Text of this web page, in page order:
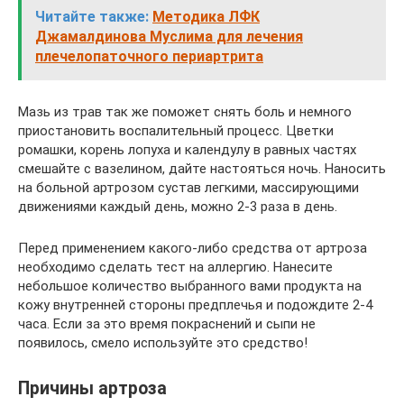
Читайте также: Методика ЛФК
Джамалдинова Муслима для лечения
плечелопаточного периартрита
Мазь из трав так же поможет снять боль и немного
приостановить воспалительный процесс. Цветки
ромашки, корень лопуха и календулу в равных частях
смешайте с вазелином, дайте настояться ночь. Наносить
на больной артрозом сустав легкими, массирующими
движениями каждый день, можно 2-3 раза в день.
Перед применением какого-либо средства от артроза
необходимо сделать тест на аллергию. Нанесите
небольшое количество выбранного вами продукта на
кожу внутренней стороны предплечья и подождите 2-4
часа. Если за это время покраснений и сыпи не
появилось, смело используйте это средство!
Причины артроза